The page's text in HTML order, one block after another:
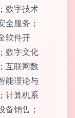
数字技术
全服务；
软件开
数字文化
互联网数
能理论与
计算机系
备销售；